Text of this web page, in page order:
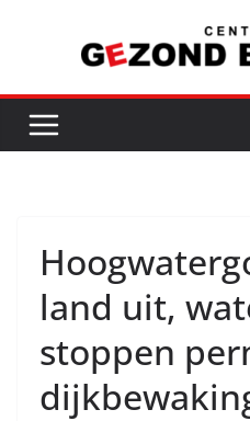
inhoud
land uit,
stoppen